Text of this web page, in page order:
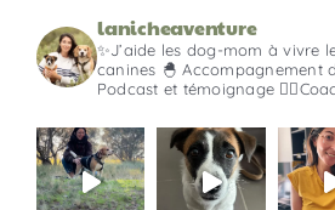
lanicheaventure
✨J’aide les dog-mom à vivre
canines 🐣 Accompagnement
Podcast et témoignage